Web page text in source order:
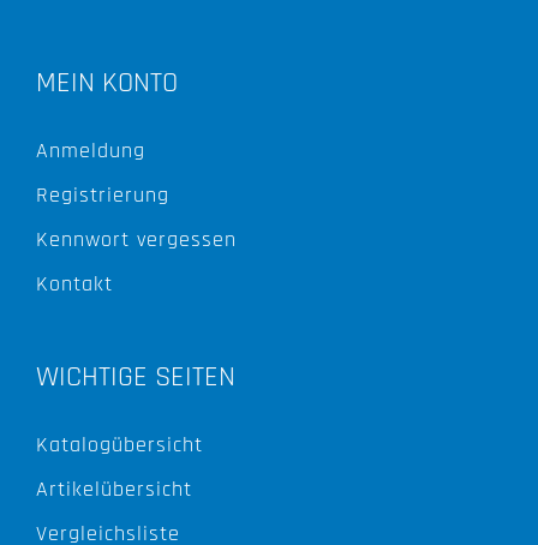
MEIN KONTO
Anmeldung
Registrierung
Kennwort vergessen
Kontakt
WICHTIGE SEITEN
Katalogübersicht
Artikelübersicht
Vergleichsliste